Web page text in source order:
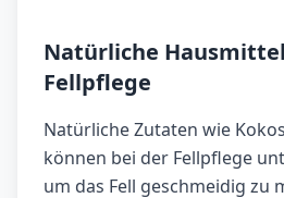
Natürliche
Fellpflege
Natürliche Zutaten wie
können bei der Fellpflege
um das Fell geschmeidig zu